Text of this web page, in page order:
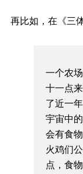
再比如，在《三
一个农
十一点
了近一
宇宙中
会有食
火鸡们
点，食